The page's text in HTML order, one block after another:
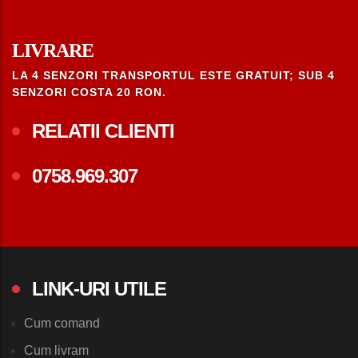
LIVRARE
LA 4 SENZORI TRANSPORTUL ESTE GRATUIT; SUB 4
SENZORI COSTA 20 RON.
RELATII CLIENTI
0758.969.307
LINK-URI UTILE
Cum comand
Cum livram